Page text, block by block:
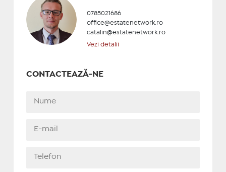
0785021686
office@estatenetwork.ro
catalin@estatenetwork.ro
Vezi detalii
CONTACTEAZĂ-NE